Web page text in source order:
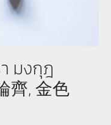
มงกุฎ
齊, 金色